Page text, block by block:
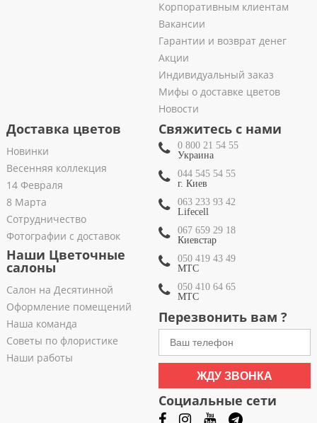
Корпоративным клиентам
Вакансии
Гарантии и возврат денег
Акции
Индивидуальный заказ
Мифы о доставке цветов
Новости
Доставка цветов
Новинки
Весенняя коллекция
14 Февраля
8 Марта
Сотрудничество
Фотографии с доставок
Наши Цветочные
салоны
Салон на Десятинной
Оформление помещений
Наша команда
Советы по флористике
Наши работы
Свяжитесь с нами
0 800 21 54 55
Украина
044 545 54 55
г. Киев
063 233 93 42
Lifecell
067 659 29 18
Киевстар
050 419 43 49
МТС
050 410 64 65
МТС
Перезвонить вам ?
ЖДУ ЗВОНКА
Социальные сети